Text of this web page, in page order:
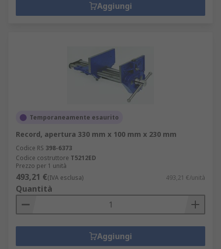
Aggiungi
Temporaneamente esaurito
Record, apertura 330 mm x 100 mm x 230 mm
Codice RS 398-6373
Codice costruttore T5212ED
Prezzo per 1 unità
493,21 €(IVA esclusa) 493,21 €/unità
Quantità
Aggiungi